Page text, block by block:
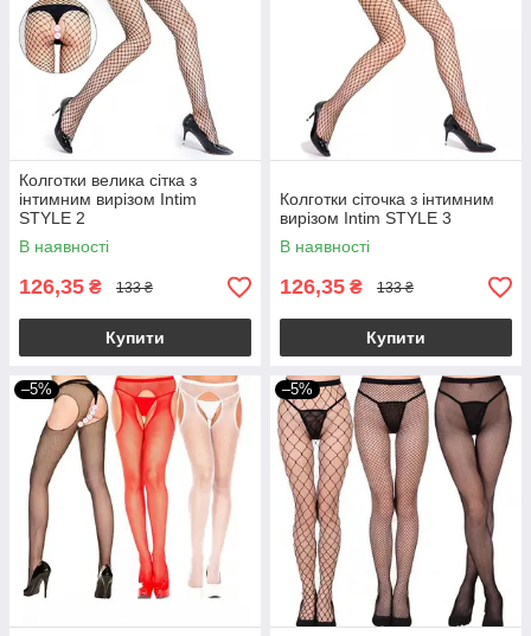
Колготки велика сітка з
інтимним вирізом Intim
STYLE 2
В наявності
126,35 ₴ 133 ₴
Купити
Колготки сіточка з інтимним
вирізом Intim STYLE 3
В наявності
126,35 ₴ 133 ₴
Купити
–5% –5%